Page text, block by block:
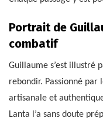
Portrait de
combatif
Guillaume s’est illustré
rebondir. Passionné
artisanale et
Lanta l’a sans doute